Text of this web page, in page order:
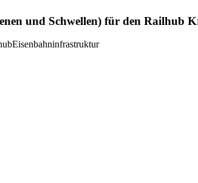
und Schwellen) für den Railhub
Eisenbahninfrastruktur